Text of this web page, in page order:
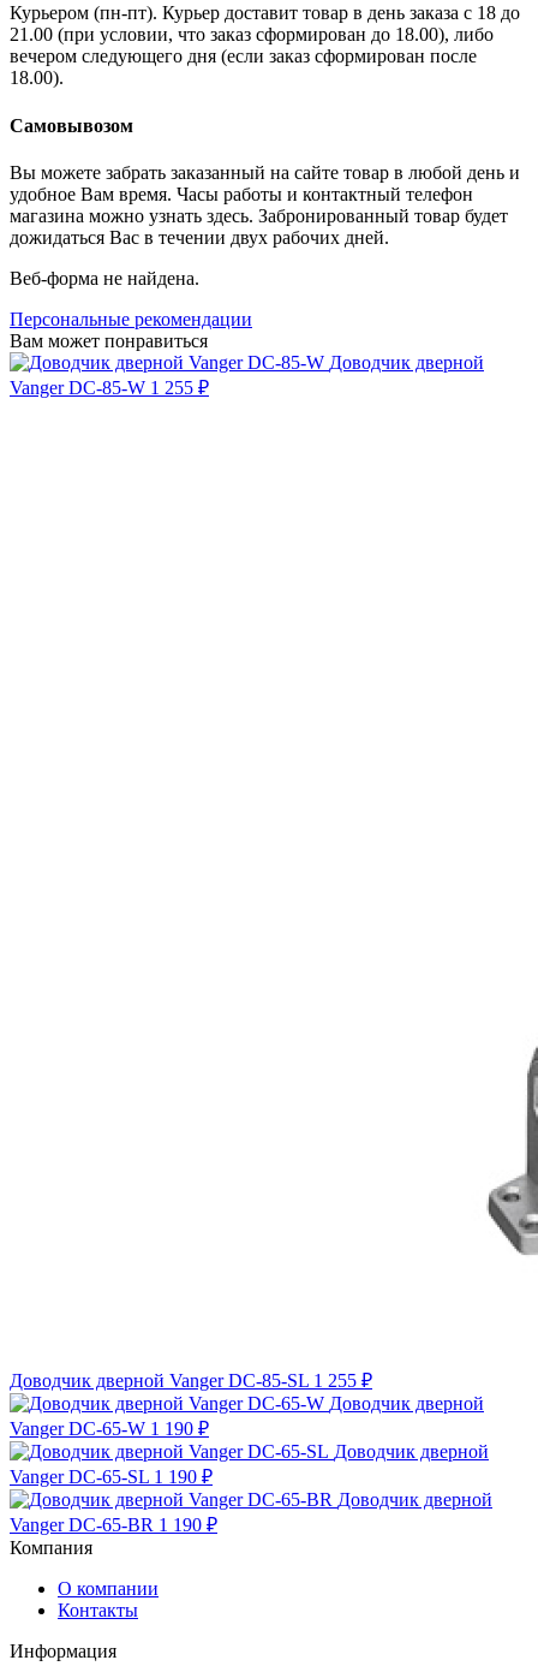
Курьером (пн-пт). Курьер доставит товар в день заказа с 18 до
21.00 (при условии, что заказ сформирован до 18.00), либо
вечером следующего дня (если заказ сформирован после
18.00).
Самовывозом
Вы можете забрать заказанный на сайте товар в любой день и
удобное Вам время. Часы работы и контактный телефон
магазина можно узнать здесь. Забронированный товар будет
дожидаться Вас в течении двух рабочих дней.
Веб-форма не найдена.
Персональные рекомендации
Вам может понравиться
Доводчик дверной
Vanger DC-85-W 1 255 ₽
Доводчик дверной Vanger DC-85-SL 1 255 ₽
Доводчик дверной
Vanger DC-65-W 1 190 ₽
Доводчик дверной
Vanger DC-65-SL 1 190 ₽
Доводчик дверной
Vanger DC-65-BR 1 190 ₽
Компания
О компании
Контакты
Информация